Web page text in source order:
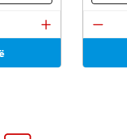
për të rritur
sasinë e